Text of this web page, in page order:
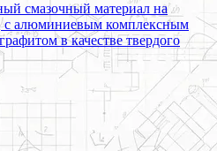
смазочный материал на
с алюминиевым комплексным
в качестве твердого